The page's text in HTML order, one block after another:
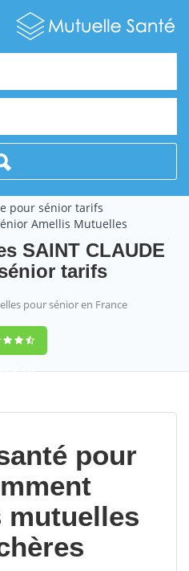
pour sénior tarifs
Amellis Mutuelles
SAINT CLAUDE
tarifs
pour sénior en France
452
pour
mutuelles